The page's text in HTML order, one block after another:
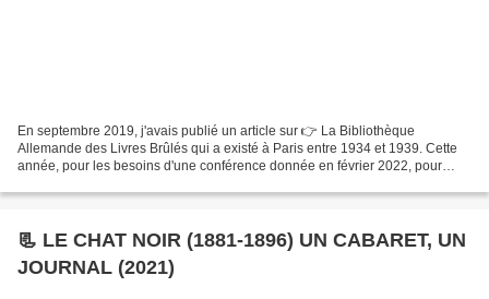
En septembre 2019, j'avais publié un article sur 👉 La Bibliothèque
Allemande des Livres Brûlés qui a existé à Paris entre 1934 et 1939. Cette
année, pour les besoins d'une conférence donnée en février 2022, pour
📃 LE CHAT NOIR (1881-1896) UN CABARET, UN
JOURNAL (2021)